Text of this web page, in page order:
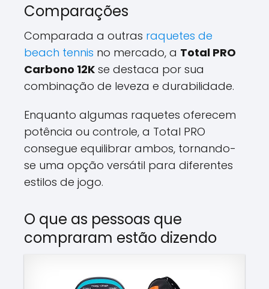
Comparações
Comparada a outras raquetes de
beach tennis no mercado, a Total PRO
Carbono 12K se destaca por sua
combinação de leveza e durabilidade.
Enquanto algumas raquetes oferecem
potência ou controle, a Total PRO
consegue equilibrar ambos, tornando-
se uma opção versátil para diferentes
estilos de jogo.
O que as pessoas que
compraram estão dizendo